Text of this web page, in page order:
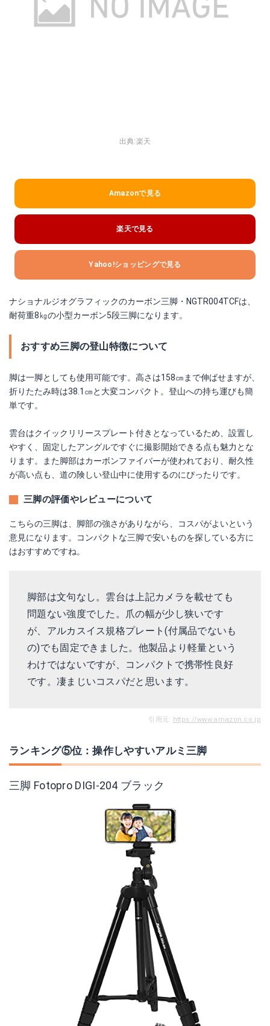
出典:楽天
Amazonで見る
楽天で見る
Yahoo!ショッピングで見る
ナショナルジオグラフィックのカーボン三脚・NGTR004TCFは、
耐荷重8㎏の小型カーボン5段三脚になります。
おすすめ三脚の登山特徴について
脚は一脚としても使用可能です。高さは158㎝まで伸ばせますが、
折りたたみ時は38.1㎝と大変コンパクト。登山への持ち運びも簡
単です。
雲台はクイックリリースプレート付きとなっているため、設置し
やすく、固定したアングルですぐに撮影開始できる点も魅力とな
ります。また脚部はカーボンファイバーが使われており、耐久性
が高い点も、道の険しい登山中に使用するのにぴったりです。
三脚の評価やレビューについて
こちらの三脚は、脚部の強さがありながら、コスパがよいという
意見になります。コンパクトな三脚で安いものを探している方に
はおすすめですね。
脚部は文句なし。雲台は上記カメラを載せても
問題ない強度でした。爪の幅が少し狭いです
が、アルカスイス規格プレート(付属品でないも
の)でも固定できました。他製品より軽量という
わけではないですが、コンパクトで携帯性良好
です。凄まじいコスパだと思います。
引用元: https://www.amazon.co.jp
ランキング⑤位：操作しやすいアルミ三脚
三脚 Fotopro DIGI-204 ブラック